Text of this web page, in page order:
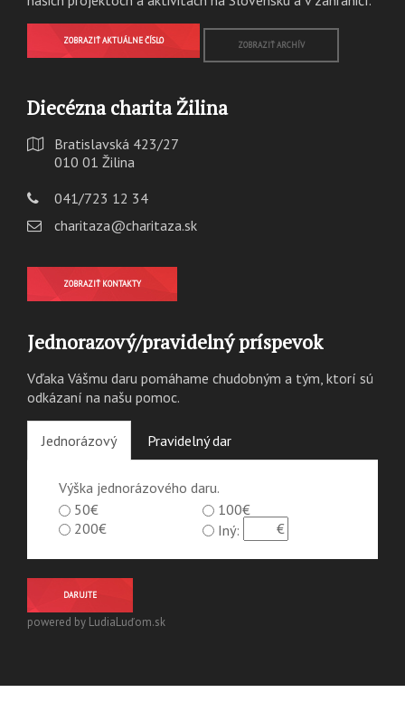
ZOBRAZIŤ AKTUÁLNE ČÍSLO ZOBRAZIŤ ARCHÍV
Diecézna charita Žilina
Bratislavská 423/27
010 01 Žilina
041/723 12 34
charitaza@charitaza.sk
ZOBRAZIŤ KONTAKTY
Jednorazový/pravidelný príspevok
Vďaka Vášmu daru pomáhame chudobným a tým, ktorí sú
odkázaní na našu pomoc.
Jednorázový Pravidelný dar
Výška jednorázového daru.
50€
100€
200€
Iný:
DARUJTE
powered by LudiaLuďom.sk